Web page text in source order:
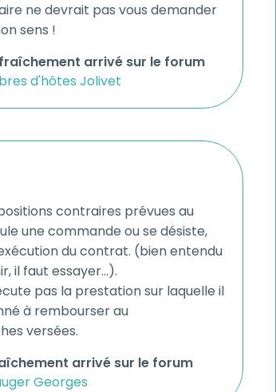
ne devrait pas vous demander
sens !
arrivé sur le forum
d'hôtes Jolivet
contraires prévues au
une commande ou se désiste,
du contrat. (bien entendu
il faut essayer...).
pas la prestation sur laquelle il
à rembourser au
versées.
arrivé sur le forum
Georges